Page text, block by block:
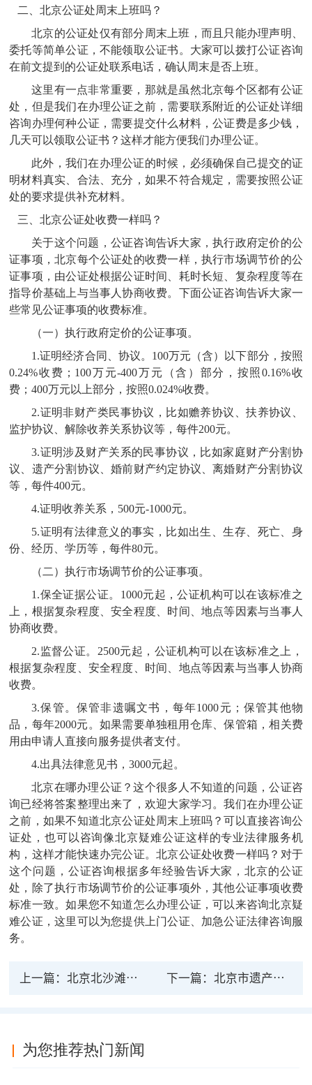
二、北京公证处周末上班吗？
北京的公证处仅有部分周末上班，而且只能办理声明、
委托等简单公证，不能领取公证书。大家可以拨打公证咨询
在前文提到的公证处联系电话，确认周末是否上班。
这里有一点非常重要，那就是虽然北京每个区都有公证
处，但是我们在办理公证之前，需要联系附近的公证处详细
咨询办理何种公证，需要提交什么材料，公证费是多少钱，
几天可以领取公证书？这样才能方便我们办理公证。
此外，我们在办理公证的时候，必须确保自己提交的证
明材料真实、合法、充分，如果不符合规定，需要按照公证
处的要求提供补充材料。
三、北京公证处收费一样吗？
关于这个问题，公证咨询告诉大家，执行政府定价的公
证事项，北京每个公证处的收费一样，执行市场调节价的公
证事项，由公证处根据公证时间、耗时长短、复杂程度等在
指导价基础上与当事人协商收费。下面公证咨询告诉大家一
些常见公证事项的收费标准。
（一）执行政府定价的公证事项。
1.证明经济合同、协议。100万元（含）以下部分，按照
0.24%收费；100万元-400万元（含）部分，按照0.16%收
费；400万元以上部分，按照0.024%收费。
2.证明非财产类民事协议，比如赡养协议、扶养协议、
监护协议、解除收养关系协议等，每件200元。
3.证明涉及财产关系的民事协议，比如家庭财产分割协
议、遗产分割协议、婚前财产约定协议、离婚财产分割协议
等，每件400元。
4.证明收养关系，500元-1000元。
5.证明有法律意义的事实，比如出生、生存、死亡、身
份、经历、学历等，每件80元。
（二）执行市场调节价的公证事项。
1.保全证据公证。1000元起，公证机构可以在该标准之
上，根据复杂程度、安全程度、时间、地点等因素与当事人
协商收费。
2.监督公证。2500元起，公证机构可以在该标准之上，
根据复杂程度、安全程度、时间、地点等因素与当事人协商
收费。
3.保管。保管非遗嘱文书，每年1000元；保管其他物
品，每年2000元。如果需要单独租用仓库、保管箱，相关费
用由申请人直接向服务提供者支付。
4.出具法律意见书，3000元起。
北京在哪办理公证？这个很多人不知道的问题，公证咨
询已经将答案整理出来了，欢迎大家学习。我们在办理公证
之前，如果不知道北京公证处周末上班吗？可以直接咨询公
证处，也可以咨询像北京疑难公证这样的专业法律服务机
构，这样才能快速办完公证。北京公证处收费一样吗？对于
这个问题，公证咨询根据多年经验告诉大家，北京的公证
处，除了执行市场调节价的公证事项外，其他公证事项收费
标准一致。如果您不知道怎么办理公证，可以来咨询北京疑
难公证，这里可以为您提供上门公证、加急公证法律咨询服
务。
上一篇：北京北沙滩附近的公证处 下一篇： 北京市遗产公证处
为您推荐热门新闻